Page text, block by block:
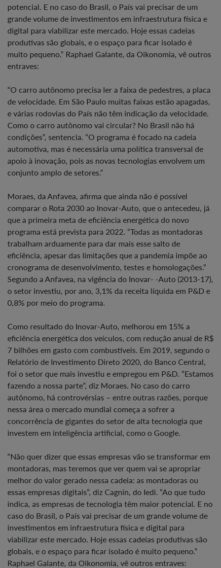
potencial. E no caso do Brasil, o País vai precisar de um
grande volume de investimentos em infraestrutura física e
digital para viabilizar este mercado. Hoje essas cadeias
produtivas são globais, e o espaço para ficar isolado é
muito pequeno.” Raphael Galante, da Oikonomia, vê outros
entraves:
“O carro autônomo precisa ler a faixa de pedestres, a placa
de velocidade. Em São Paulo muitas faixas estão apagadas,
e várias rodovias do País não têm indicação da velocidade.
Como o carro autônomo vai circular? No Brasil não há
condições”, sentencia. “O programa é focado na cadeia
automotiva, mas é necessária uma política transversal de
apoio à inovação, pois as novas tecnologias envolvem um
conjunto amplo de setores.”
Moraes, da Anfavea, afirma que ainda não é possível
comparar o Rota 2030 ao Inovar-Auto, que o antecedeu, já
que a primeira meta de eficiência energética do novo
programa está prevista para 2022. “Todas as montadoras
trabalham arduamente para dar mais esse salto de
eficiência, apesar das limitações que a pandemia impõe ao
cronograma de desenvolvimento, testes e homologações.”
Segundo a Anfavea, na vigência do Inovar- -Auto (2013-17),
o setor investiu, por ano, 3,1% da receita líquida em P&D e
0,8% por meio do programa.
Como resultado do Inovar-Auto, melhorou em 15% a
eficiência energética dos veículos, com redução anual de R$
7 bilhões em gasto com combustíveis. Em 2019, segundo o
Relatório de Investimento Direto 2020, do Banco Central,
foi o setor que mais investiu e empregou em P&D. “Estamos
fazendo a nossa parte”, diz Moraes. No caso do carro
autônomo, há controvérsias – entre outras razões, porque
nessa área o mercado mundial começa a sofrer a
concorrência de gigantes do setor de alta tecnologia que
investem em inteligência artificial, como o Google.
“Não quer dizer que essas empresas vão se transformar em
montadoras, mas teremos que ver quem vai se apropriar
melhor do valor gerado nessa cadeia: as montadoras ou
essas empresas digitais”, diz Cagnin, do Iedi. “Ao que tudo
indica, as empresas de tecnologia têm maior potencial. E no
caso do Brasil, o País vai precisar de um grande volume de
investimentos em infraestrutura física e digital para
viabilizar este mercado. Hoje essas cadeias produtivas são
globais, e o espaço para ficar isolado é muito pequeno.”
Raphael Galante, da Oikonomia, vê outros entraves: